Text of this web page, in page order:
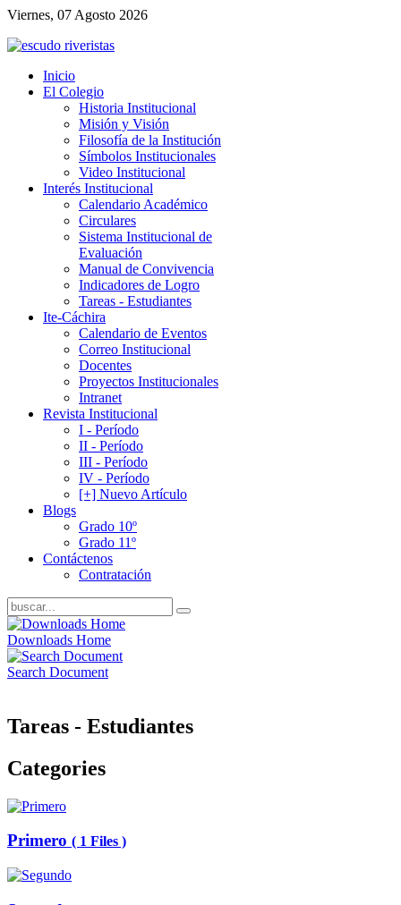
Viernes, 07 Agosto 2026
Inicio
El Colegio
Historia Institucional
Misión y Visión
Filosofía de la Institución
Símbolos Institucionales
Video Institucional
Interés Institucional
Calendario Académico
Circulares
Sistema Institucional de
Evaluación
Manual de Convivencia
Indicadores de Logro
Tareas - Estudiantes
Ite-Cáchira
Calendario de Eventos
Correo Institucional
Docentes
Proyectos Institucionales
Intranet
Revista Institucional
I - Período
II - Período
III - Período
IV - Período
[+] Nuevo Artículo
Blogs
Grado 10º
Grado 11º
Contáctenos
Contratación
Downloads Home
Search Document
Tareas - Estudiantes
Categories
Primero ( 1 Files )